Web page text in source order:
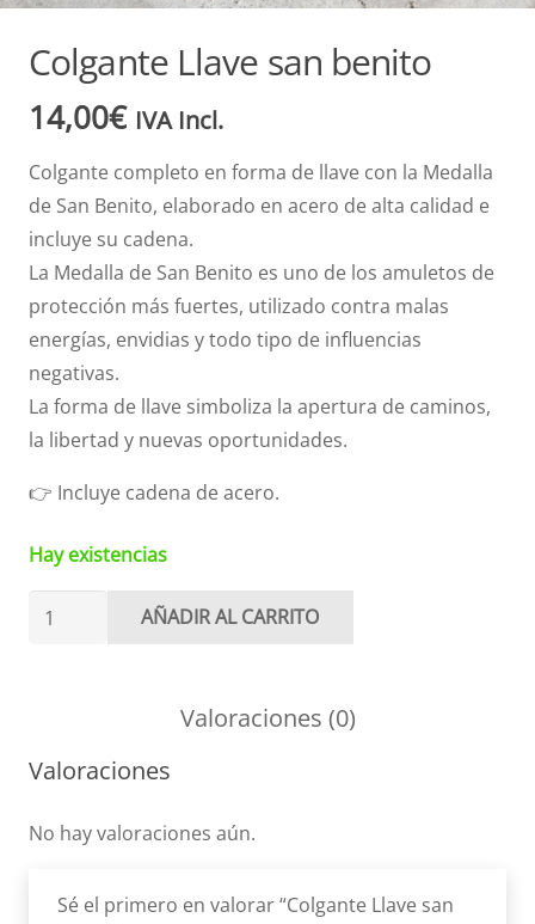
Colgante Llave san benito
14,00€ IVA Incl.
Colgante completo en forma de llave con la Medalla
de San Benito, elaborado en acero de alta calidad e
incluye su cadena.
La Medalla de San Benito es uno de los amuletos de
protección más fuertes, utilizado contra malas
energías, envidias y todo tipo de influencias
negativas.
La forma de llave simboliza la apertura de caminos,
la libertad y nuevas oportunidades.
👉 Incluye cadena de acero.
Hay existencias
Colgante
AÑADIR AL CARRITO
Valoraciones (0)
Valoraciones
No hay valoraciones aún.
Sé el primero en valorar “Colgante Llave san